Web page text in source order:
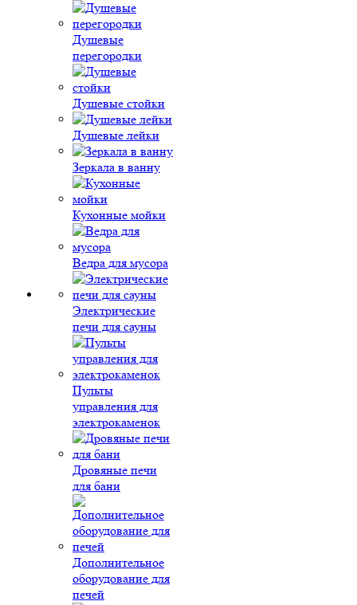
Душевые
перегородки
Душевые стойки
Душевые лейки
Зеркала в ванну
Кухонные мойки
Ведра для мусора
Электрические
печи для сауны
Пульты
управления для
электрокаменок
Дровяные печи
для бани
Дополнительное
оборудование для
печей